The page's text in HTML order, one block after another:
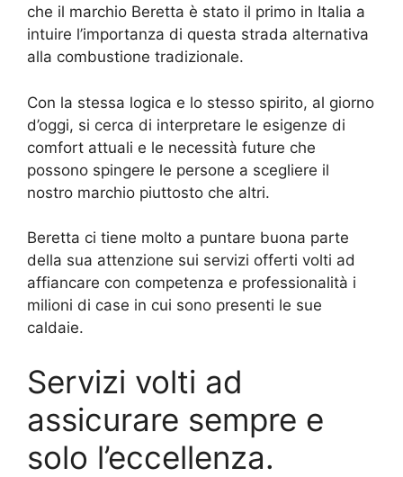
che il marchio Beretta è stato il primo in Italia a
intuire l’importanza di questa strada alternativa
alla combustione tradizionale.
Con la stessa logica e lo stesso spirito, al giorno
d’oggi, si cerca di interpretare le esigenze di
comfort attuali e le necessità future che
possono spingere le persone a scegliere il
nostro marchio piuttosto che altri.
Beretta ci tiene molto a puntare buona parte
della sua attenzione sui servizi offerti volti ad
affiancare con competenza e professionalità i
milioni di case in cui sono presenti le sue
caldaie.
Servizi volti ad
assicurare sempre e
solo l’eccellenza.